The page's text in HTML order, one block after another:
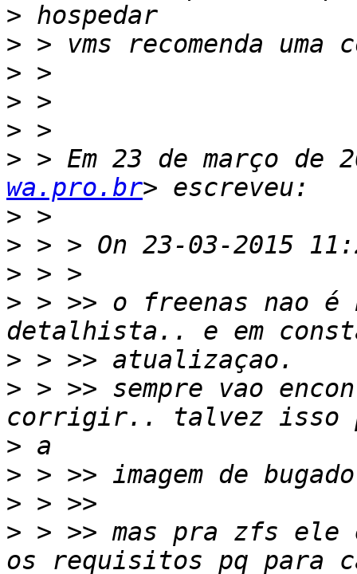
>
>
>
>
>
> > Em 23 de março
wa.pro.br
>
>
>
> > >> o freenas nao é
>
> > >> sempre vao
>
>
>
> > >> mas pra zfs ele